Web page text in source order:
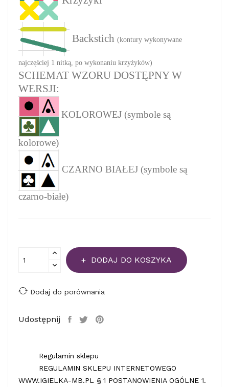
Backstich (kontury wykonywane
najczęściej 1 nitką, po wykonaniu krzyżyków)
SCHEMAT WZORU DOSTĘPNY W
WERSJI:
KOLOROWEJ (symbole są
kolorowe)
CZARNO BIAŁEJ (symbole są
czarno-białe)
DODAJ DO KOSZYKA
Dodaj do porównania
Udostępnij
Regulamin sklepu
REGULAMIN SKLEPU INTERNETOWEGO
WWW.IGIELKA-MB.PL § 1 POSTANOWIENIA OGÓLNE 1.